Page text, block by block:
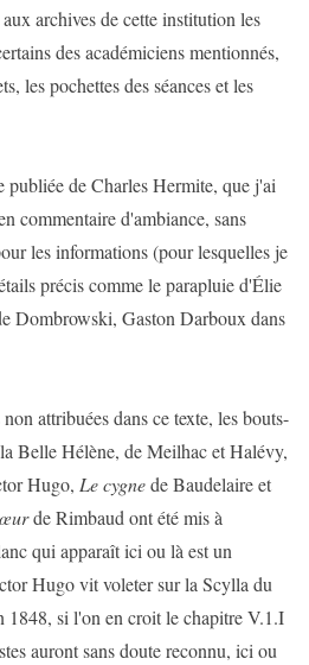
aux archives de cette institution les
des académiciens mentionnés,
les pochettes des séances et les
publiée de Charles Hermite, que j'ai
commentaire d'ambiance, sans
les informations (pour lesquelles je
précis comme le parapluie d'Élie
Dombrowski, Gaston Darboux dans
attribuées dans ce texte, les bouts-
Belle Hélène, de Meilhac et Halévy,
Hugo, Le cygnede Baudelaire et
de Rimbaud ont été mis à
qui apparaît ici ou là est un
Hugo vit voleter sur la Scylla du
1848, si l'on en croit le chapitre V.1.I
auront sans doute reconnu, ici ou